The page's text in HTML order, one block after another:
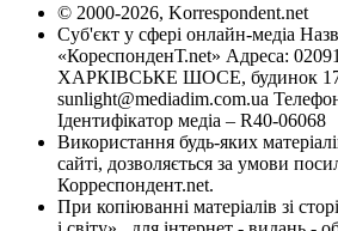
© 2000-2026, Korrespondent.net
Суб'єкт у сфері онлайн-медіа
«КореспонденТ.net» Адреса:
ХАРКІВСЬКЕ ШОСЕ, будинок
sunlight@mediadim.com.ua
Ідентифікатор медіа – R40-06068
Використання будь-яких
сайті, дозволяється за умови
Корреспондент.net.
При копіюванні матеріалів зі